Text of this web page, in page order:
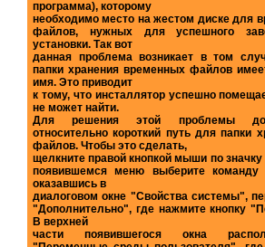
программа), которому
необходимо место на жестом диске для
файлов, нужных для успешного
установки. Так вот
данная проблема возникает в том
папки хранения временных файлов
имя. Это приводит
к тому, что инсталлятор успешно
не может найти.
Для решения этой проблемы
относительно короткий путь для папки
файлов. Чтобы это сделать,
щелкните правой кнопкой мыши по
появившемся меню выберите команду
оказавшись в
диалоговом окне "Свойства системы",
"Дополнительно", где нажмите кнопку
В верхней
части появившегося окна